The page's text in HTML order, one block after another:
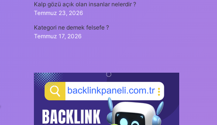
Kalp gözü açık olan insanlar nelerdir ?
Temmuz 23, 2026
Kategori ne demek felsefe ?
Temmuz 17, 2026